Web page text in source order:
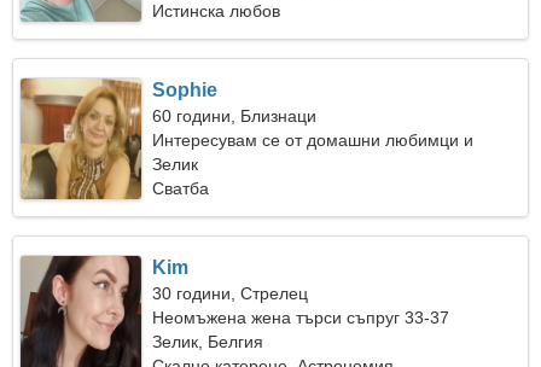
Истинска любов
Sophie
60 години, Близнаци
Интересувам се от домашни любимци и
фитнес
Зелик
Сватба
Kim
30 години, Стрелец
Неомъжена жена търси съпруг 33-37
Зелик, Белгия